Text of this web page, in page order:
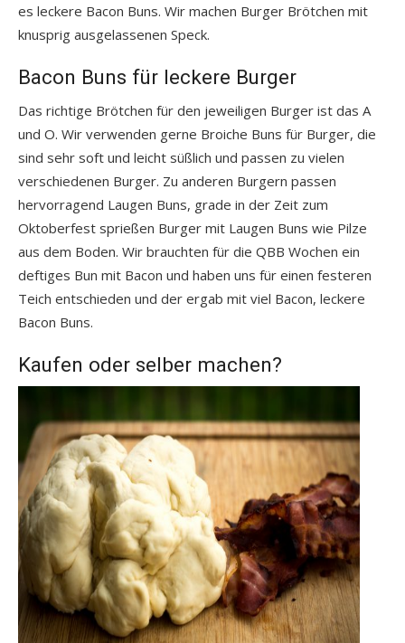
es leckere Bacon Buns. Wir machen Burger Brötchen mit
knusprig ausgelassenen Speck.
Bacon Buns für leckere Burger
Das richtige Brötchen für den jeweiligen Burger ist das A
und O. Wir verwenden gerne Broiche Buns für Burger, die
sind sehr soft und leicht süßlich und passen zu vielen
verschiedenen Burger. Zu anderen Burgern passen
hervorragend Laugen Buns, grade in der Zeit zum
Oktoberfest sprießen Burger mit Laugen Buns wie Pilze
aus dem Boden. Wir brauchten für die QBB Wochen ein
deftiges Bun mit Bacon und haben uns für einen festeren
Teich entschieden und der ergab mit viel Bacon, leckere
Bacon Buns.
Kaufen oder selber machen?